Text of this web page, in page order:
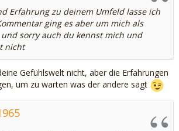
Erfahrung zu deinem Umfeld lasse ich
ging es aber um mich als
sorry auch du kennst mich und
nicht
Gefühlswelt nicht, aber die Erfahrungen
um zu warten was der andere sagt